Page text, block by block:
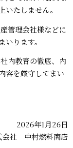
いたしません。
管理会社様などに
ります。
内教育の徹底、内
容を厳守してまい
2026年1⽉26⽇
会社 中村燃料商店